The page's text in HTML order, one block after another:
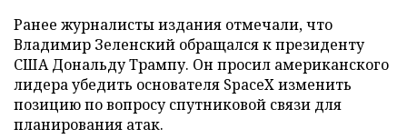
Ранее журналисты издания отмечали, что
Владимир Зеленский обращался к президенту
США Дональду Трампу. Он просил американского
лидера убедить основателя SpaceX изменить
позицию по вопросу спутниковой связи для
планирования атак.